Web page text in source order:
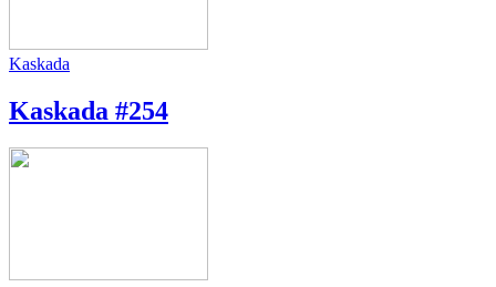
Kaskada
Kaskada #254